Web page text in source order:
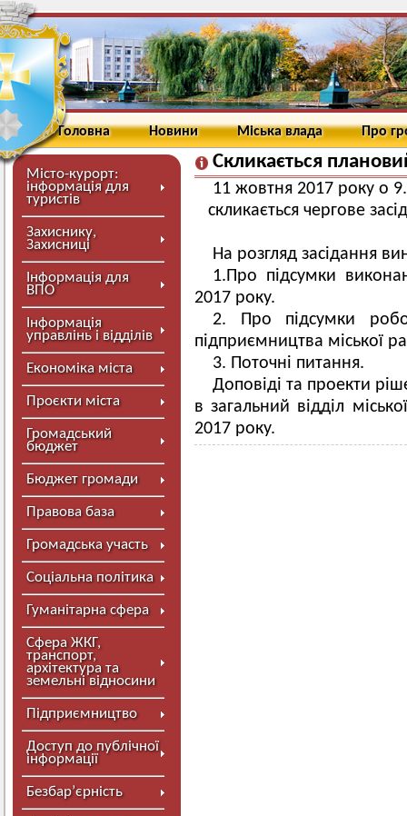
Головна Новини Міська влада Про
Місто-курорт:
інформація для
туристів
Захиснику,
Захисниці
Інформація для
ВПО
Інформація
управлінь і відділів
Економіка міста
Проєкти міста
Громадський
бюджет
Бюджет громади
Правова база
Громадська участь
Соціальна політика
Гуманітарна сфера
Сфера ЖКГ,
транспорт,
архітектура та
земельні відносини
Підприємництво
Доступ до публічної
інформації
Безбар’єрність
Скликається
11 жовтня 2017 року о
скликається чергове
На розгляд засідання
1.Про підсумки
2017 року.
2. Про підсумки
підприємництва міської
3. Поточні питання.
Доповіді та проекти
в загальний відділ
2017 року.